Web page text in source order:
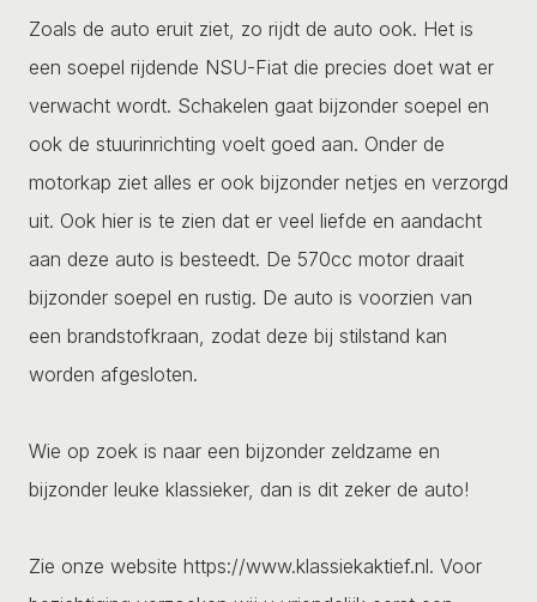
Zoals de auto eruit ziet, zo rijdt de auto ook. Het is
een soepel rijdende NSU-Fiat die precies doet wat er
verwacht wordt. Schakelen gaat bijzonder soepel en
ook de stuurinrichting voelt goed aan. Onder de
motorkap ziet alles er ook bijzonder netjes en verzorgd
uit. Ook hier is te zien dat er veel liefde en aandacht
aan deze auto is besteedt. De 570cc motor draait
bijzonder soepel en rustig. De auto is voorzien van
een brandstofkraan, zodat deze bij stilstand kan
worden afgesloten.
Wie op zoek is naar een bijzonder zeldzame en
bijzonder leuke klassieker, dan is dit zeker de auto!
Zie onze website https://www.klassiekaktief.nl. Voor